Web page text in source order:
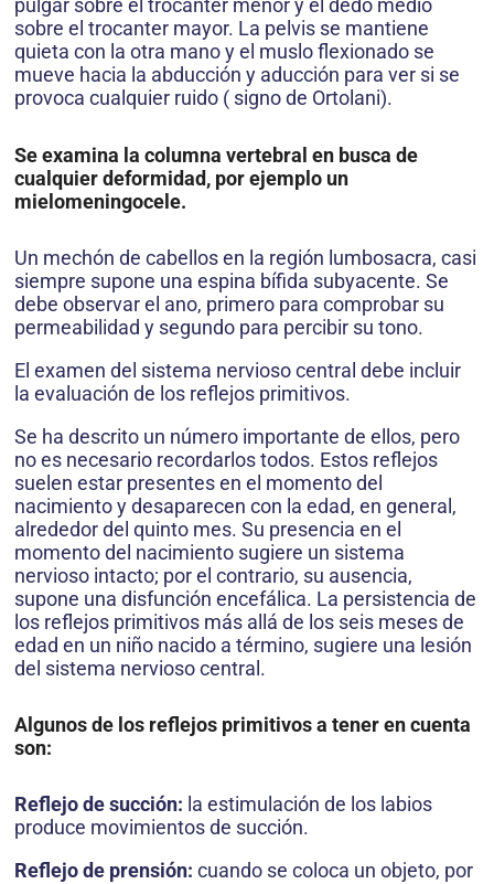
pulgar sobre el trocanter menor y el dedo medio
sobre el trocanter mayor. La pelvis se mantiene
quieta con la otra mano y el muslo flexionado se
mueve hacia la abducción y aducción para ver si se
provoca cualquier ruido ( signo de Ortolani).
Se examina la columna vertebral en busca de
cualquier deformidad, por ejemplo un
mielomeningocele.
Un mechón de cabellos en la región lumbosacra, casi
siempre supone una espina bífida subyacente. Se
debe observar el ano, primero para comprobar su
permeabilidad y segundo para percibir su tono.
El examen del sistema nervioso central debe incluir
la evaluación de los reflejos primitivos.
Se ha descrito un número importante de ellos, pero
no es necesario recordarlos todos. Estos reflejos
suelen estar presentes en el momento del
nacimiento y desaparecen con la edad, en general,
alrededor del quinto mes. Su presencia en el
momento del nacimiento sugiere un sistema
nervioso intacto; por el contrario, su ausencia,
supone una disfunción encefálica. La persistencia de
los reflejos primitivos más allá de los seis meses de
edad en un niño nacido a término, sugiere una lesión
del sistema nervioso central.
Algunos de los reflejos primitivos a tener en cuenta
son:
Reflejo de succión: la estimulación de los labios
produce movimientos de succión.
Reflejo de prensión: cuando se coloca un objeto, por